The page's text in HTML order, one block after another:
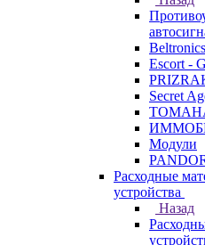
Escort -
Secret
Модули
Расходные
устройства
Назад